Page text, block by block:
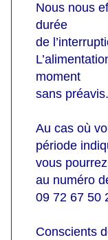
Nous nous
durée
de
moment
sans préavis.
Au cas où
période
vous
au numéro
09 72 67 50
Conscients